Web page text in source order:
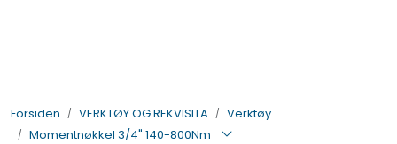
Forsiden VERKTØY OG REKVISITA
Verktøy
Momentnøkkel 3/4" 140-800Nm
ELEKTRISK